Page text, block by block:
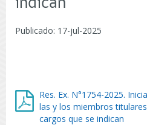
indican
Publicado: 17-jul-2025
Res. Ex. N°1754-2025.
las y los miembros
cargos que se indican